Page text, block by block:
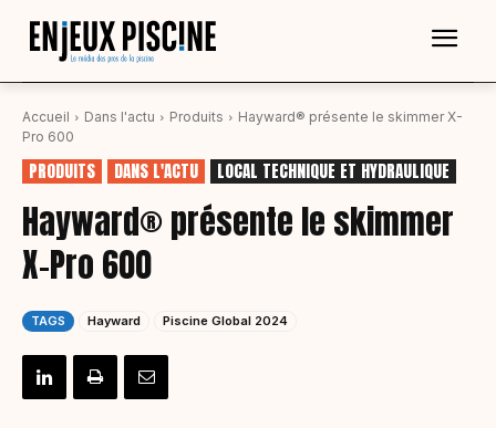
Accueil Dans l'actu Produits
Hayward® présente le skimmer X-
Pro 600
PRODUITS DANS L'ACTU LOCAL TECHNIQUE ET HYDRAULIQUE
Hayward® présente le skimmer
X-Pro 600
TAGS Hayward Piscine Global 2024